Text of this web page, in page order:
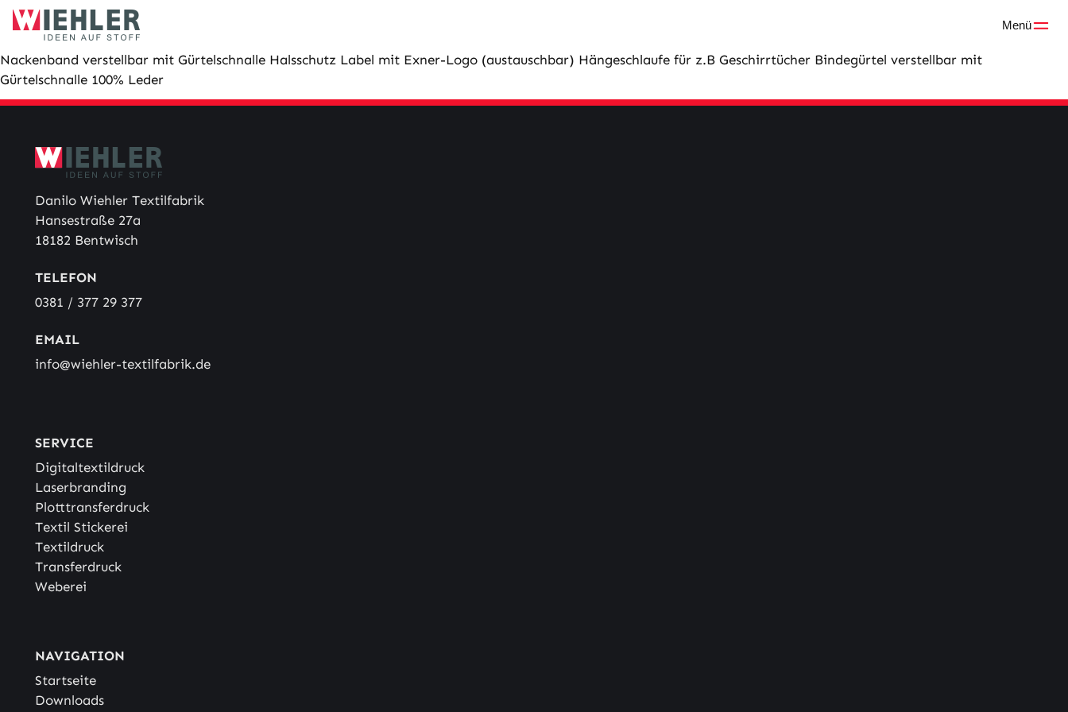
Skip
Menü
Nackenband verstellbar mit Gürtelschnalle Halsschutz Label mit Exner-Logo (austauschbar) Hängeschlaufe für z.B Geschirrtücher Bindegürtel verstellbar mit
Gürtelschnalle 100% Leder
Danilo Wiehler Textilfabrik
Hansestraße 27a
18182 Bentwisch
TELEFON
0381 / 377 29 377
EMAIL
info@wiehler-textilfabrik.de
SERVICE
Digitaltextildruck
Laserbranding
Plotttransferdruck
Textil Stickerei
Textildruck
Transferdruck
Weberei
NAVIGATION
Startseite
Downloads